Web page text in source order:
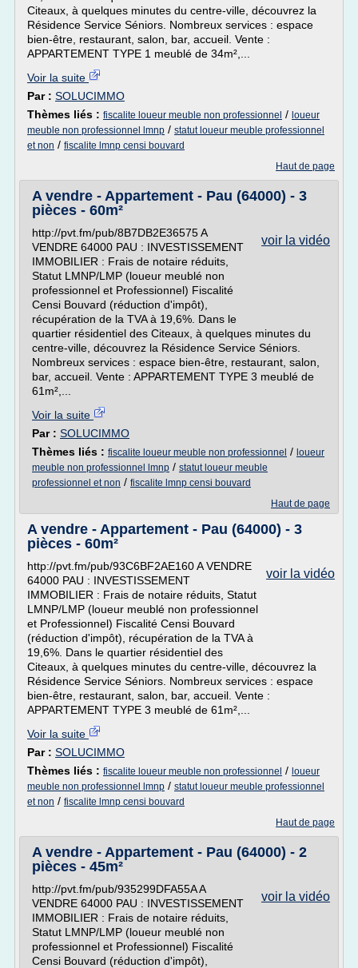
Citeaux, à quelques minutes du centre-ville, découvrez la
Résidence Service Séniors. Nombreux services : espace
bien-être, restaurant, salon, bar, accueil. Vente :
APPARTEMENT TYPE 1 meublé de 34m²,...
Voir la suite
Par : SOLUCIMMO
Thèmes liés : fiscalite loueur meuble non professionnel / loueur
meuble non professionnel lmnp / statut loueur meuble professionnel
et non / fiscalite lmnp censi bouvard
Haut de page
A vendre - Appartement - Pau (64000) - 3
pièces - 60m²
voir la vidéo
http://pvt.fm/pub/8B7DB2E36575 A
VENDRE 64000 PAU : INVESTISSEMENT
IMMOBILIER : Frais de notaire réduits,
Statut LMNP/LMP (loueur meublé non
professionnel et Professionnel) Fiscalité
Censi Bouvard (réduction d'impôt),
récupération de la TVA à 19,6%. Dans le
quartier résidentiel des Citeaux, à quelques minutes du
centre-ville, découvrez la Résidence Service Séniors.
Nombreux services : espace bien-être, restaurant, salon,
bar, accueil. Vente : APPARTEMENT TYPE 3 meublé de
61m²,...
Voir la suite
Par : SOLUCIMMO
Thèmes liés : fiscalite loueur meuble non professionnel / loueur
meuble non professionnel lmnp / statut loueur meuble
professionnel et non / fiscalite lmnp censi bouvard
Haut de page
A vendre - Appartement - Pau (64000) - 3
pièces - 60m²
voir la vidéo
http://pvt.fm/pub/93C6BF2AE160 A VENDRE
64000 PAU : INVESTISSEMENT
IMMOBILIER : Frais de notaire réduits, Statut
LMNP/LMP (loueur meublé non professionnel
et Professionnel) Fiscalité Censi Bouvard
(réduction d'impôt), récupération de la TVA à
19,6%. Dans le quartier résidentiel des
Citeaux, à quelques minutes du centre-ville, découvrez la
Résidence Service Séniors. Nombreux services : espace
bien-être, restaurant, salon, bar, accueil. Vente :
APPARTEMENT TYPE 3 meublé de 61m²,...
Voir la suite
Par : SOLUCIMMO
Thèmes liés : fiscalite loueur meuble non professionnel / loueur
meuble non professionnel lmnp / statut loueur meuble professionnel
et non / fiscalite lmnp censi bouvard
Haut de page
A vendre - Appartement - Pau (64000) - 2
pièces - 45m²
voir la vidéo
http://pvt.fm/pub/935299DFA55A A
VENDRE 64000 PAU : INVESTISSEMENT
IMMOBILIER : Frais de notaire réduits,
Statut LMNP/LMP (loueur meublé non
professionnel et Professionnel) Fiscalité
Censi Bouvard (réduction d'impôt),